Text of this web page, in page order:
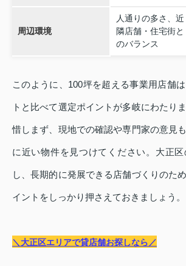
周辺環境
人通りの多さ、近
隣店舗・住宅街と
のバランス
このように、100坪を超える事業用店舗
トと比べて選定ポイントが多岐にわたり
惜しまず、現地での確認や専門家の意見
に近い物件を見つけてください。大正
し、長期的に発展できる店舗づくりのた
イントをしっかり押さえておきましょう。
＼大正区エリアで貸店舗お探しなら／